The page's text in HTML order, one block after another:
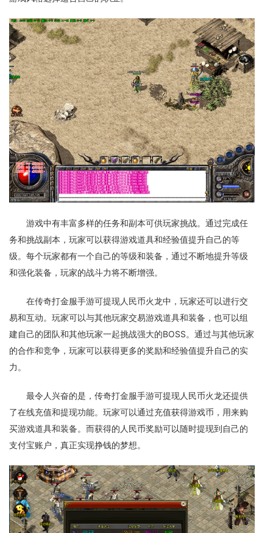
游戏中有丰富多样的任务和副本可供玩家挑战。通过完成任
务和挑战副本，玩家可以获得游戏道具和经验值提升自己的等
级。每个玩家都有一个自己的等级和装备，通过不断地提升等级
和强化装备，玩家的战斗力将不断增强。
在传奇打金服手游可提现人民币火龙中，玩家还可以进行交
易和互动。玩家可以与其他玩家交易游戏道具和装备，也可以组
建自己的团队和其他玩家一起挑战强大的BOSS。通过与其他玩家
的合作和竞争，玩家可以获得更多的奖励和经验值提升自己的实
力。
最令人兴奋的是，传奇打金服手游可提现人民币火龙还提供
了在线充值和提现功能。玩家可以通过充值获得游戏币，用来购
买游戏道具和装备。而获得的人民币奖励可以随时提现到自己的
支付宝账户，真正实现挣钱的梦想。